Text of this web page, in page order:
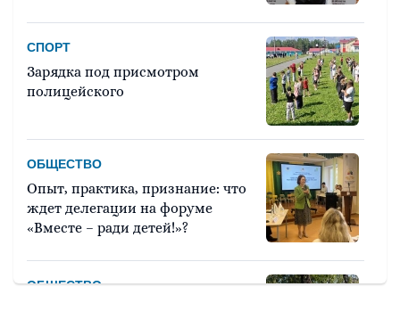
СПОРТ
Зарядка под присмотром
полицейского
ОБЩЕСТВО
Опыт, практика, признание: что
ждет делегации на форуме
«Вместе – ради детей!»?
ОБЩЕСТВО